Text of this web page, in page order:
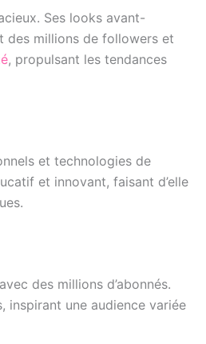
Ses looks avant-
des millions de followers et
, propulsant les tendances
et technologies de
et innovant, faisant d’elle
des millions d’abonnés.
inspirant une audience variée